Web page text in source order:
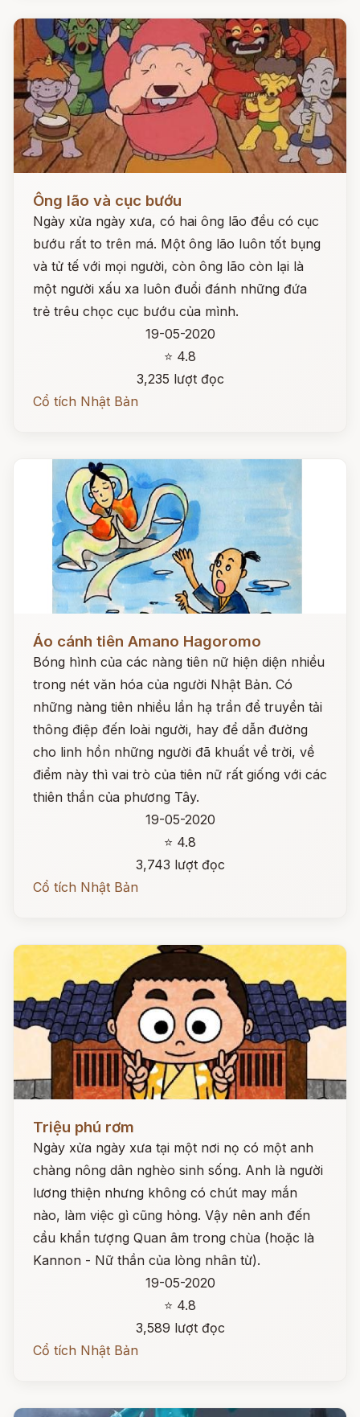
Đọc ngay
Ông lão và cục bướu
Ngày xửa ngày xưa, có hai ông lão đều có cục
bướu rất to trên má. Một ông lão luôn tốt bụng
và tử tế với mọi người, còn ông lão còn lại là
một người xấu xa luôn đuổi đánh những đứa
trẻ trêu chọc cục bướu của mình.
19-05-2020
⭐ 4.8
3,235 lượt đọc
Cổ tích Nhật Bản
Đọc ngay
Áo cánh tiên Amano Hagoromo
Bóng hình của các nàng tiên nữ hiện diện nhiều
trong nét văn hóa của người Nhật Bản. Có
những nàng tiên nhiều lần hạ trần để truyền tải
thông điệp đến loài người, hay để dẫn đường
cho linh hồn những người đã khuất về trời, về
điểm này thì vai trò của tiên nữ rất giống với các
thiên thần của phương Tây.
19-05-2020
⭐ 4.8
3,743 lượt đọc
Cổ tích Nhật Bản
Triệu phú rơm
Ngày xửa ngày xưa tại một nơi nọ có một anh
chàng nông dân nghèo sinh sống. Anh là người
lương thiện nhưng không có chút may mắn
nào, làm việc gì cũng hỏng. Vậy nên anh đến
cầu khẩn tượng Quan âm trong chùa (hoặc là
Kannon - Nữ thần của lòng nhân từ).
19-05-2020
⭐ 4.8
3,589 lượt đọc
Cổ tích Nhật Bản